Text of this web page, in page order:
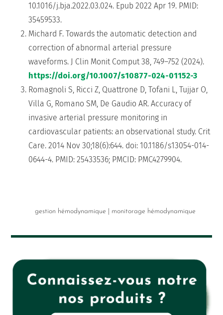
10.1016/j.bja.2022.03.024. Epub 2022 Apr 19. PMID:
35459533.
Michard F. Towards the automatic detection and
correction of abnormal arterial pressure
waveforms. J Clin Monit Comput 38, 749–752 (2024).
https://doi.org/10.1007/s10877-024-01152-3
Romagnoli S, Ricci Z, Quattrone D, Tofani L, Tujjar O,
Villa G, Romano SM, De Gaudio AR. Accuracy of
invasive arterial pressure monitoring in
cardiovascular patients: an observational study. Crit
Care. 2014 Nov 30;18(6):644. doi: 10.1186/s13054-014-
0644-4. PMID: 25433536; PMCID: PMC4279904.
gestion hémodynamique monitorage hémodynamique